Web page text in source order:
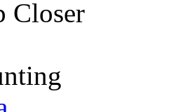
Closer